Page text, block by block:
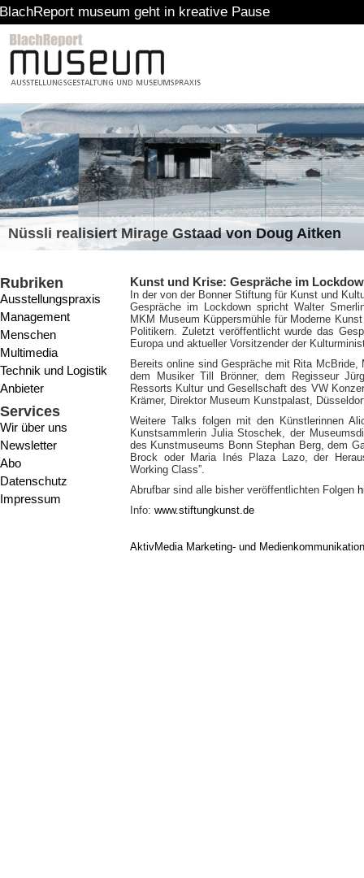
museum geht in kreative Pause
Nüssli realisiert Mirage Gstaad von Doug Aitken
Rubriken
Ausstellungspraxis
Management
Menschen
Multimedia
Technik und Logistik
Anbieter
Services
Wir über uns
Newsletter
Abo
Datenschutz
Impressum
Kunst und Krise: Gespräche im
In der von der Bonner Stiftung für Kunst und
Gespräche im Lockdown spricht Walter
MKM Museum Küppersmühle für Moderne
Politikern. Zuletzt veröffentlicht wurde das
Europa und aktueller Vorsitzender der
Bereits online sind Gespräche mit Rita
dem Musiker Till Brönner, dem Regisseur
Ressorts Kultur und Gesellschaft des VW
Krämer, Direktor Museum Kunstpalast,
Weitere Talks folgen mit den Künstlerinnen
Kunstsammlerin Julia Stoschek, der
des Kunstmuseums Bonn Stephan Berg, dem
Brock oder Maria Inés Plaza Lazo, der
Working Class”.
Abrufbar sind alle bisher veröffentlichten Folgen
Info: www.stiftungkunst.de
AktivMedia Marketing- und